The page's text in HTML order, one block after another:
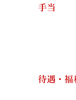
手当
・交
・家
／第1
・
待遇・福